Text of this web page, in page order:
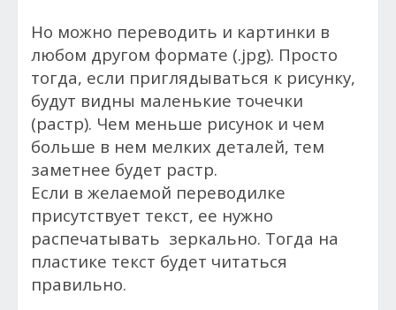
Но можно переводить и картинки в
любом другом формате (.jpg). Просто
тогда, если приглядываться к рисунку,
будут видны маленькие точечки
(растр). Чем меньше рисунок и чем
больше в нем мелких деталей, тем
заметнее будет растр.
Если в желаемой переводилке
присутствует текст, ее нужно
распечатывать зеркально. Тогда на
пластике текст будет читаться
правильно.